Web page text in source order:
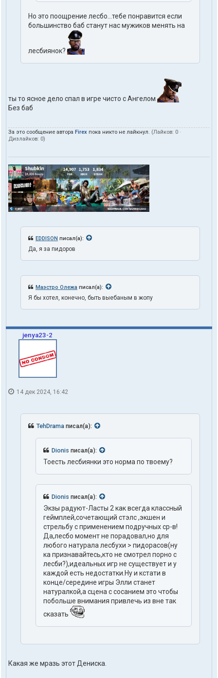
Но это поощрение лесбо...тебе понравится если
большинство баб станут нас мужиков менять на
лесбиянок?
ты то ясное дело спал в игре чисто с Ангелом
Без баб
За это сообщение автора Firex пока никто не лайкнул. (Лайков: 0 ·
Дизлайков: 0)
EDDISON писал(а):
Да, я за пидоров
Маэстро Олежа писал(а):
Я бы хотел, конечно, быть выебаным в жопу
jenya23-2
14 дек 2024, 16:42
TehDrama писал(а):
Dionis писал(а):
Тоесть лесбиянки это норма по твоему?
Dionis писал(а):
Экзы радуют-Ласты 2 как всегда классный
геймплей,сочетающий стэлс ,экшен и
стрельбу с применением подручных ср-в!
Да,лесбо момент не порадовал,но для
любого натурала лесбухи > пидорасов(ну
ка признавайтесь,кто не смотрел порно с
лесби?),идеальных игр не существует и у
каждой есть недостатки.Ну и кстати в
конце/середине игры Элли станет
натуралкой,а сцена с сосанием это чтобы
побольше внимания привлечь из вне так
сказать
Какая же мразь этот Дениска.